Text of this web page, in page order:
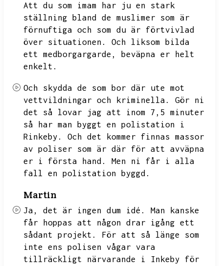
Att du som imam har ju en stark
ställning bland de muslimer som är
förnuftiga och som du är förtvivlad
över situationen.
Och liksom bilda
ett medborgargarde,
beväpna er helt
enkelt.
Och skydda de som bor där ute mot
vettvildningar och kriminella.
Gör ni
det så lovar jag att inom 7,5 minuter
så har man byggt en polistation i
Rinkeby.
Och det kommer finnas massor
av poliser som är där för att avväpna
er i första hand.
Men ni får i alla
fall en polistation byggd.
Martin
Ja, det är ingen dum idé.
Man kanske
får hoppas att någon drar igång ett
sådant projekt.
För att så länge som
inte ens polisen vågar vara
tillräckligt närvarande i Inkeby för